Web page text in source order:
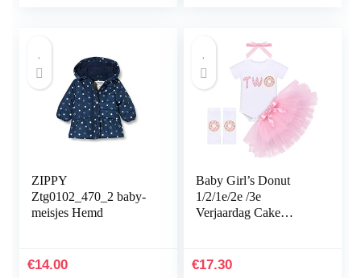
ZIPPY
Ztg0102_470_2 baby-
meisjes Hemd
€14.00
Baby Girl’s Donut
1/2/1e/2e /3e
Verjaardag Cake
Beenwarmers
€17.30